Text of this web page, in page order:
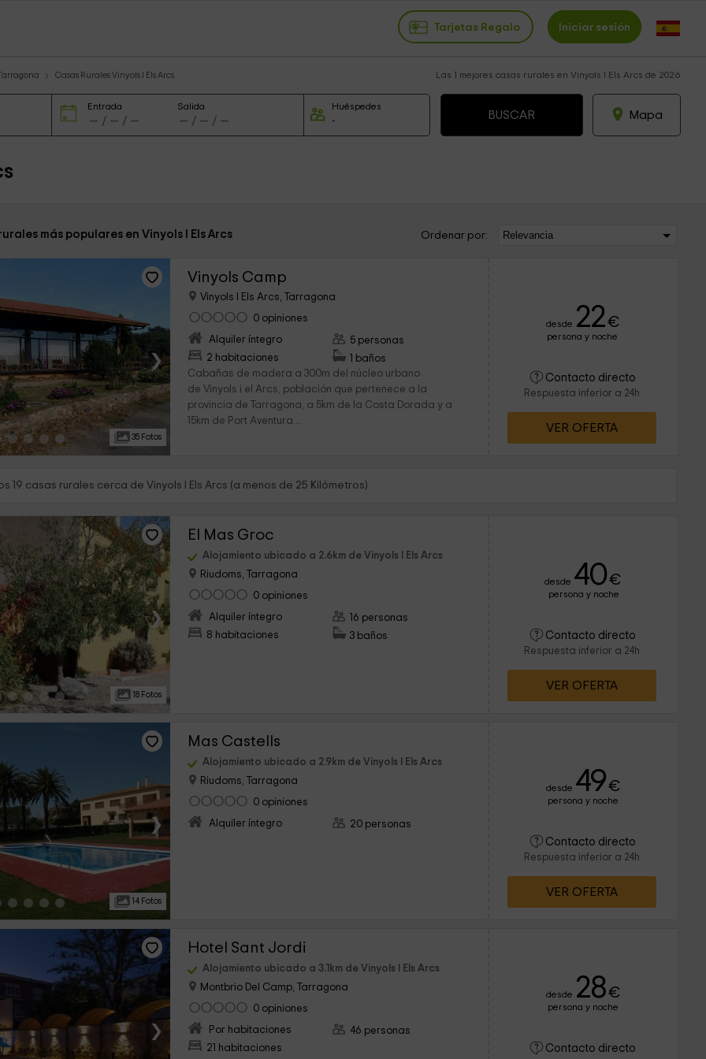
Tarjetas Regalo Iniciar sesión
Casas Rurales Vinyols I Els Arcs Las 1 mejores casas rurales en Vinyols I Els Arcs de 2026
Entrada Salida Huéspedes
Mapa
más populares en Vinyols I Els Arcs Ordenar por:
›
35 Fotos
Vinyols Camp
Vinyols I Els Arcs, Tarragona
0 opiniones
Alquiler íntegro
2 habitaciones
5 personas
1 baños
Cabañas de madera a 300m del núcleo urbano
de Vinyols i el Arcs, población que pertenece a la
provincia de Tarragona, a 5km de la Costa Dorada y a
15km de Port Aventura....
desde 22€
persona y noche
Contacto directo
Respuesta inferior a 24h
VER OFERTA
19 casas rurales cerca de Vinyols I Els Arcs (a menos de 25 Kilómetros)
›
18 Fotos
El Mas Groc
Alojamiento ubicado a 2.6km de Vinyols I Els Arcs
Riudoms, Tarragona
0 opiniones
Alquiler íntegro
8 habitaciones
16 personas
3 baños
desde 40€
persona y noche
Contacto directo
Respuesta inferior a 24h
VER OFERTA
›
14 Fotos
Mas Castells
Alojamiento ubicado a 2.9km de Vinyols I Els Arcs
Riudoms, Tarragona
0 opiniones
Alquiler íntegro
20 personas
desde 49€
persona y noche
Contacto directo
Respuesta inferior a 24h
VER OFERTA
›
Hotel Sant Jordi
Alojamiento ubicado a 3.1km de Vinyols I Els Arcs
Montbrio Del Camp, Tarragona
0 opiniones
Por habitaciones
21 habitaciones
46 personas
desde 28€
persona y noche
Contacto directo